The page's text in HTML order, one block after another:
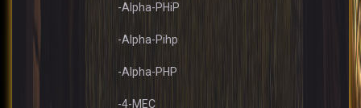
-Alpha-PHiP
-Alpha-Pihp
-Alpha-PHP
-4-MEC